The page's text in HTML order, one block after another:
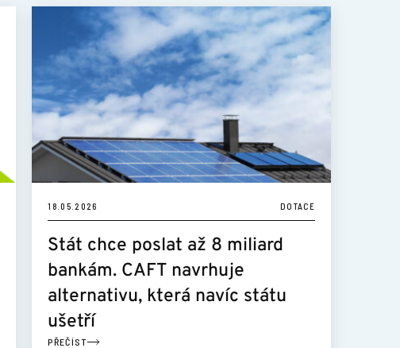
18.05.2026 DOTACE
Stát chce poslat až 8 miliard
bankám. CAFT navrhuje
alternativu, která navíc státu
ušetří
PŘEČÍST